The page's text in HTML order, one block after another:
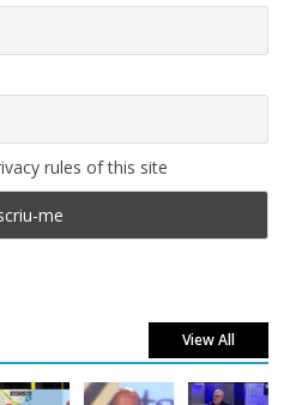
rules of this site
View All